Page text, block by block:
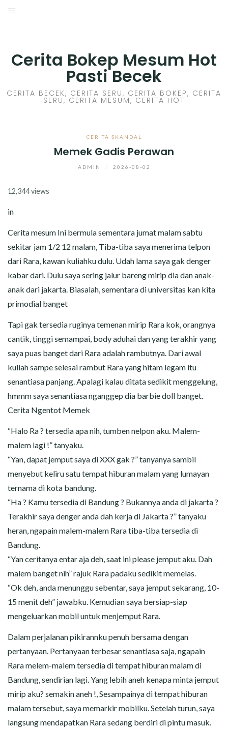
Skip
Cerita Bokep Mesum Hot
Pasti Becek
CERITA BECEK, CERITA SERU, CERITA BOKEP, CERITA
SERU, CERITA MESUM, CERITA HOT
CERITA SKANDAL
Memek Gadis Perawan
ADMIN 2026-08-02
12,344 views
in
Cerita mesum Ini bermula sementara jumat malam sabtu
sekitar jam 1/2 12 malam, Tiba-tiba saya menerima telpon
dari Rara, kawan kuliahku dulu. Udah lama saya gak denger
kabar dari. Dulu saya sering jalur bareng mirip dia dan anak-
anak dari jakarta. Biasalah, sementara di universitas kan kita
primodial banget
Tapi gak tersedia ruginya temenan mirip Rara kok, orangnya
cantik, tinggi semampai, body aduhai dan yang terakhir yang
saya puas banget dari Rara adalah rambutnya. Dari awal
kuliah sampe selesai rambut Rara yang hitam legam itu
senantiasa panjang. Apalagi kalau ditata sedikit menggelung,
hmmm saya senantiasa nganggep dia barbie doll banget.
Cerita Ngentot Memek
“Halo Ra ? tersedia apa nih, tumben nelpon aku. Malem-
malem lagi !” tanyaku.
“Yan, dapat jemput saya di XXX gak ?” tanyanya sambil
menyebut keliru satu tempat hiburan malam yang lumayan
ternama di kota bandung.
“Ha ? Kamu tersedia di Bandung ? Bukannya anda di jakarta ?
Terakhir saya denger anda dah kerja di Jakarta ?” tanyaku
heran, ngapain malem-malem Rara tiba-tiba tersedia di
Bandung.
“Yan ceritanya entar aja deh, saat ini please jemput aku. Dah
malem banget nih” rajuk Rara padaku sedikit memelas.
“Ok deh, anda menunggu sebentar, saya jemput sekarang, 10-
15 menit deh” jawabku. Kemudian saya bersiap-siap
mengeluarkan mobil untuk menjemput Rara.
Dalam perjalanan pikirannku penuh bersama dengan
pertanyaan. Pertanyaan terbesar senantiasa saja, ngapain
Rara melem-malem tersedia di tempat hiburan malam di
Bandung, sendirian lagi. Yang lebih aneh kenapa minta jemput
mirip aku? semakin aneh !, Sesampainya di tempat hiburan
malam tersebut, saya memarkir mobilku. Setelah turun, saya
langsung mendapatkan Rara sedang berdiri di pintu masuk.
CERITA SEX HOT
CERITA SKANDAL
CERITA MALAM
CERITA SPERMA
CERITA HOT MAMA
CERITA TANTE SEXY
CERITA ISTRI SELINGKUH
CARA NGIKLAN DI CERITAGILA.COM?